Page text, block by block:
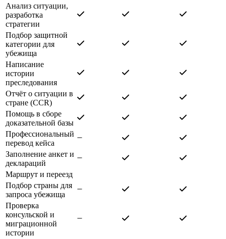
Анализ ситуации,
разработка
стратегии
Подбор защитной
категории для
убежища
Написание
истории
преследования
Отчёт о ситуации в
стране (CCR)
Помощь в сборе
доказательной базы
Профессиональный
перевод кейса
Заполнение анкет и
деклараций
Маршрут и переезд
Подбор страны для
запроса убежища
Проверка
консульской и
миграционной
истории